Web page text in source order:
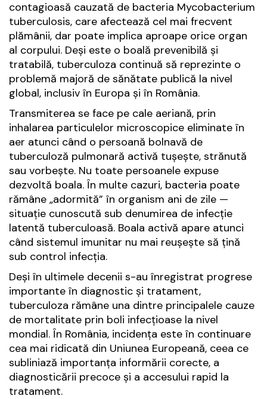
contagioasă cauzată de bacteria Mycobacterium
tuberculosis, care afectează cel mai frecvent
plămânii, dar poate implica aproape orice organ
al corpului. Deși este o boală prevenibilă și
tratabilă, tuberculoza continuă să reprezinte o
problemă majoră de sănătate publică la nivel
global, inclusiv în Europa și în România.
Transmiterea se face pe cale aeriană, prin
inhalarea particulelor microscopice eliminate în
aer atunci când o persoană bolnavă de
tuberculoză pulmonară activă tușește, strănută
sau vorbește. Nu toate persoanele expuse
dezvoltă boala. În multe cazuri, bacteria poate
rămâne „adormită” în organism ani de zile —
situație cunoscută sub denumirea de infecție
latentă tuberculoasă. Boala activă apare atunci
când sistemul imunitar nu mai reușește să țină
sub control infecția.
Deși în ultimele decenii s-au înregistrat progrese
importante în diagnostic și tratament,
tuberculoza rămâne una dintre principalele cauze
de mortalitate prin boli infecțioase la nivel
mondial. În România, incidența este în continuare
cea mai ridicată din Uniunea Europeană, ceea ce
subliniază importanța informării corecte, a
diagnosticării precoce și a accesului rapid la
tratament.